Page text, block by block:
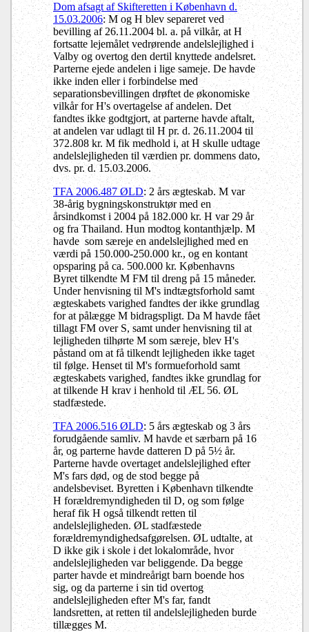
Dom afsagt af Skifteretten i København d.
15.03.2006: M og H blev separeret ved
bevilling af 26.11.2004 bl. a. på vilkår, at H
fortsatte lejemålet vedrørende andelslejlighed i
Valby og overtog den dertil knyttede andelsret.
Parterne ejede andelen i lige sameje. De havde
ikke inden eller i forbindelse med
separationsbevillingen drøftet de økonomiske
vilkår for H's overtagelse af andelen. Det
fandtes ikke godtgjort, at parterne havde aftalt,
at andelen var udlagt til H pr. d. 26.11.2004 til
372.808 kr. M fik medhold i, at H skulle udtage
andelslejligheden til værdien pr. dommens dato,
dvs. pr. d. 15.03.2006.
TFA 2006.487 ØLD: 2 års ægteskab. M var
38-årig bygningskonstruktør med en
årsindkomst i 2004 på 182.000 kr. H var 29 år
og fra Thailand. Hun modtog kontanthjælp. M
havde som særeje en andelslejlighed med en
værdi på 150.000-250.000 kr., og en kontant
opsparing på ca. 500.000 kr. Københavns
Byret tilkendte M FM til dreng på 15 måneder.
Under henvisning til M's indtægtsforhold samt
ægteskabets varighed fandtes der ikke grundlag
for at pålægge M bidragspligt.Da M havde fået
tillagt FM over S, samt under henvisning til at
lejligheden tilhørte M som særeje, blev H's
påstand om at få tilkendt lejligheden ikke taget
til følge.Henset til M's formueforhold samt
ægteskabets varighed, fandtes ikke grundlag for
at tilkende H krav i henhold til ÆL 56. ØL
stadfæstede.
TFA 2006.516 ØLD: 5 års ægteskab og 3 års
forudgående samliv. M havde et særbarn på 16
år, og parterne havde datteren D på 5½ år.
Parterne havde overtaget andelslejlighed efter
M's fars død, og de stod begge på
andelsbeviset. Byretten i København tilkendte
H forældremyndigheden til D, og som følge
heraf fik H også tilkendt retten til
andelslejligheden. ØL stadfæstede
forældremyndighedsafgørelsen. ØL udtalte, at
D ikke gik i skole i det lokalområde, hvor
andelslejligheden var beliggende. Da begge
parter havde et mindreårigt barn boende hos
sig, og da parterne i sin tid overtog
andelslejligheden efter M's far, fandt
landsretten, at retten til andelslejligheden burde
tillægges M.